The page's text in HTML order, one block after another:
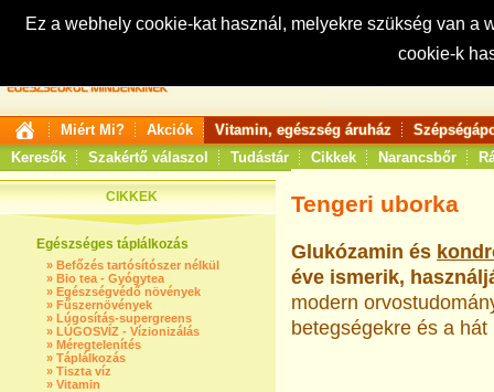
Ez a webhely cookie-kat használ, melyekre szükség van
cookie-k
Keresés:
Miért Mi? Akciók Vitamin, egészség áruház
Keresők
Szakértő válaszol Tudástár Cikkek Narancsbőr
CIKKEK
Egészséges táplálkozás
» Befőzés tartósítószer nélkül
» Bio tea - Gyógytea
» Egészségvédő növények
» Fűszernövények
» Lúgosítás-supergreens
» LÚGOSVÍZ - Vízionizálás
» Méregtelenítés
» Táplálkozás
» Tiszta víz
» Vitamin
Tengeri uborka
Glukózamin és
éve ismerik,
modern
betegségekre és a